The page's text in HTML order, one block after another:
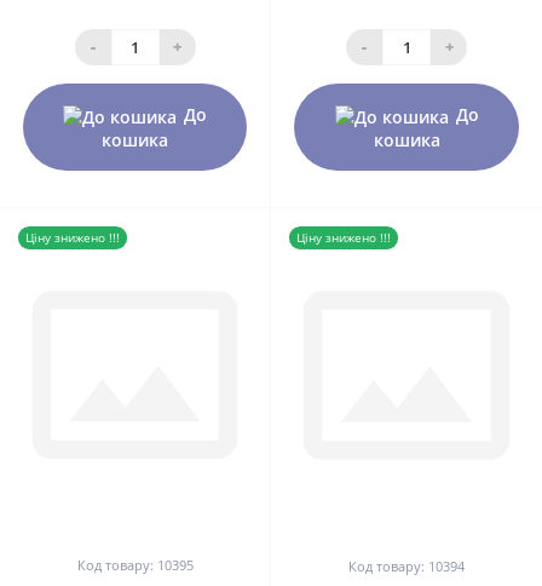
- +
До
кошика
- +
До
кошика
Ціну знижено !!!
Код товару: 10395
Ціну знижено !!!
Код товару: 10394